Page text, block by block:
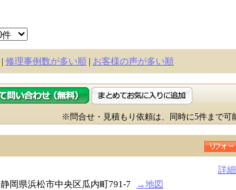
| 修理事例数が多い順 | お客様の声が多い順
※問合せ・見積もり依頼は、同時に5件まで可
詳
静岡県浜松市中央区瓜内町791-7
→地図